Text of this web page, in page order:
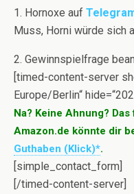
1. Hornoxe auf
Muss, Horni würde sich
2. Gewinnspielfrage
[timed-content-server
Europe/Berlin“
Na? Keine Ahnung?
Amazon.de könnte dir
Guthaben (Klick)*.
[simple_contact_form]
[/timed-content-server]